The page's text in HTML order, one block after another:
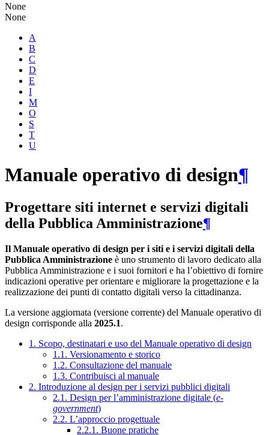
None
None
A
B
C
D
E
I
M
O
S
T
U
Manuale operativo di design¶
Progettare siti internet e servizi digitali
della Pubblica Amministrazione¶
Il Manuale operativo di design per i siti e i servizi digitali della
Pubblica Amministrazione è uno strumento di lavoro dedicato alla
Pubblica Amministrazione e i suoi fornitori e ha l’obiettivo di fornire
indicazioni operative per orientare e migliorare la progettazione e la
realizzazione dei punti di contatto digitali verso la cittadinanza.
La versione aggiornata (versione corrente) del Manuale operativo di
design corrisponde alla 2025.1.
1. Scopo, destinatari e uso del Manuale operativo di design
1.1. Versionamento e storico
1.2. Consultazione del manuale
1.3. Contribuisci al manuale
2. Introduzione al design per i servizi pubblici digitali
2.1. Design per l’amministrazione digitale (e-
government)
2.2. L’approccio progettuale
2.2.1. Buone pratiche